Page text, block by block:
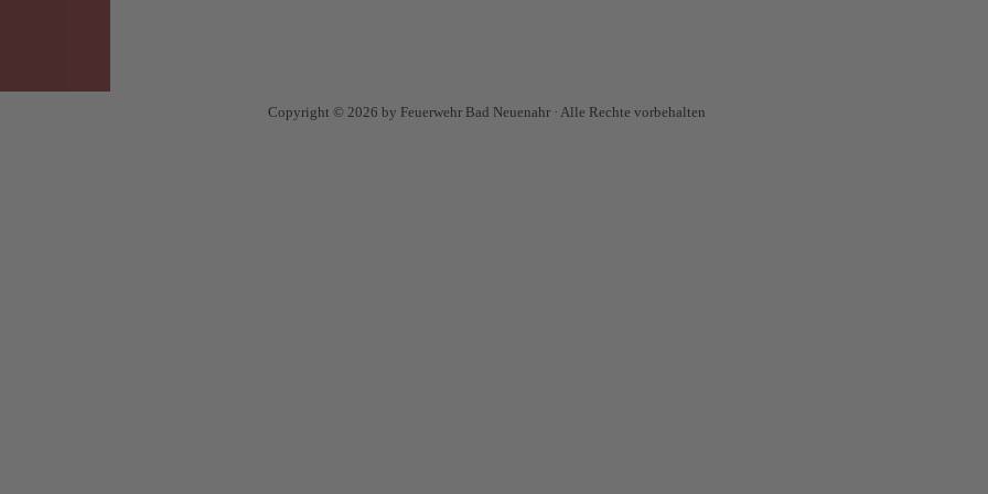
Copyright © 2026 by Feuerwehr Bad Neuenahr · Alle Rechte vorbehalten